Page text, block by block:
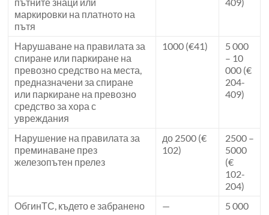
маркировки на платното на
пътя
Нарушаване на правилата за
спиране или паркиране на
превозно средство на места,
предназначени за спиране
или паркиране на превозно
средство за хора с
увреждания
1000 (€41)
5 000
– 10
000 (€
204-
409)
Нарушение на правилата за
преминаване през
железопътен прелез
до 2500 (€
102)
2500 –
5000
(€
102-
204)
ОбгинТС, където е забранено
—
5 000